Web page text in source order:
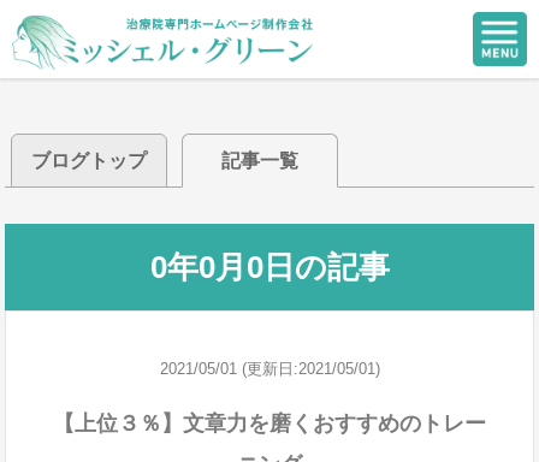
ブログトップ 記事一覧
0年0月0日の記事
2021/05/01 (更新日:2021/05/01)
【上位３％】文章力を磨くおすすめのトレー